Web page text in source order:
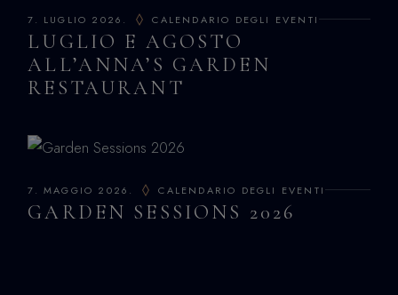
7. LUGLIO 2026. CALENDARIO DEGLI EVENTI
LUGLIO E AGOSTO
ALL’ANNA’S GARDEN
RESTAURANT
7. MAGGIO 2026. CALENDARIO DEGLI EVENTI
GARDEN SESSIONS 2026